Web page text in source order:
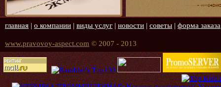
главная | о компании | виды услуг | новости | советы | форма заказа
www.pravovoy-aspect.com © 2007 - 2013